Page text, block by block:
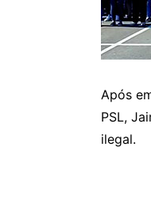
Após
PSL,
ilegal.